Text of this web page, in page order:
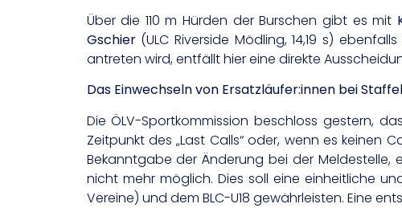
Über die 110 m Hürden der Burschen gibt es mit
Gschier(ULC Riverside Mödling, 14,19 s)
antreten wird, entfällt hier eine direkte
Das Einwechseln von Ersatzläufer:innen bei
Die ÖLV-Sportkommission beschloss gestern,
Zeitpunkt des „Last Calls“ oder, wenn es
Bekanntgabe der Änderung bei der Meldestelle,
nicht mehr möglich. Dies soll eine einheitliche
Vereine) und dem BLC-U18 gewährleisten. Eine